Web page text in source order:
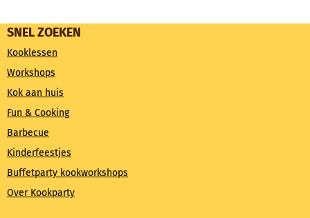
SNEL ZOEKEN
Kooklessen
Workshops
Kok aan huis
Fun & Cooking
Barbecue
Kinderfeestjes
Buffetparty kookworkshops
Over Kookparty